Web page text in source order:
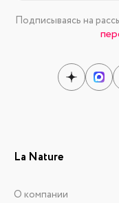
Подписываясь на
La Nature
О компании